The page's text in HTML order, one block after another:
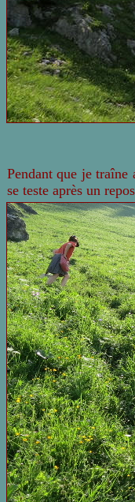
Pendant que je traîne
se teste après un